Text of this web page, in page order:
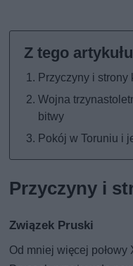
Przyczyny i strony
Wojna
bitwy
Pokój w Toruniu i
Przyczyny i
Związek Pruski
Od mniej więcej